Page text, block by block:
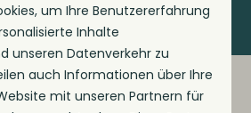
um Ihre Benutzererfahrung
Inhalte
unseren Datenverkehr zu
auch Informationen über Ihre
mit unseren Partnern für